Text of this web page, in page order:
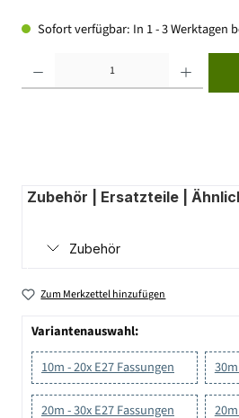
Sofort verfügbar: In 1 - 3 Werktagen
Zubehör | Ersatzteile |
Zubehör
Zum Merkzettel hinzufügen
Variantenauswahl:
10m - 20x E27 Fassungen
20m - 30x E27 Fassungen